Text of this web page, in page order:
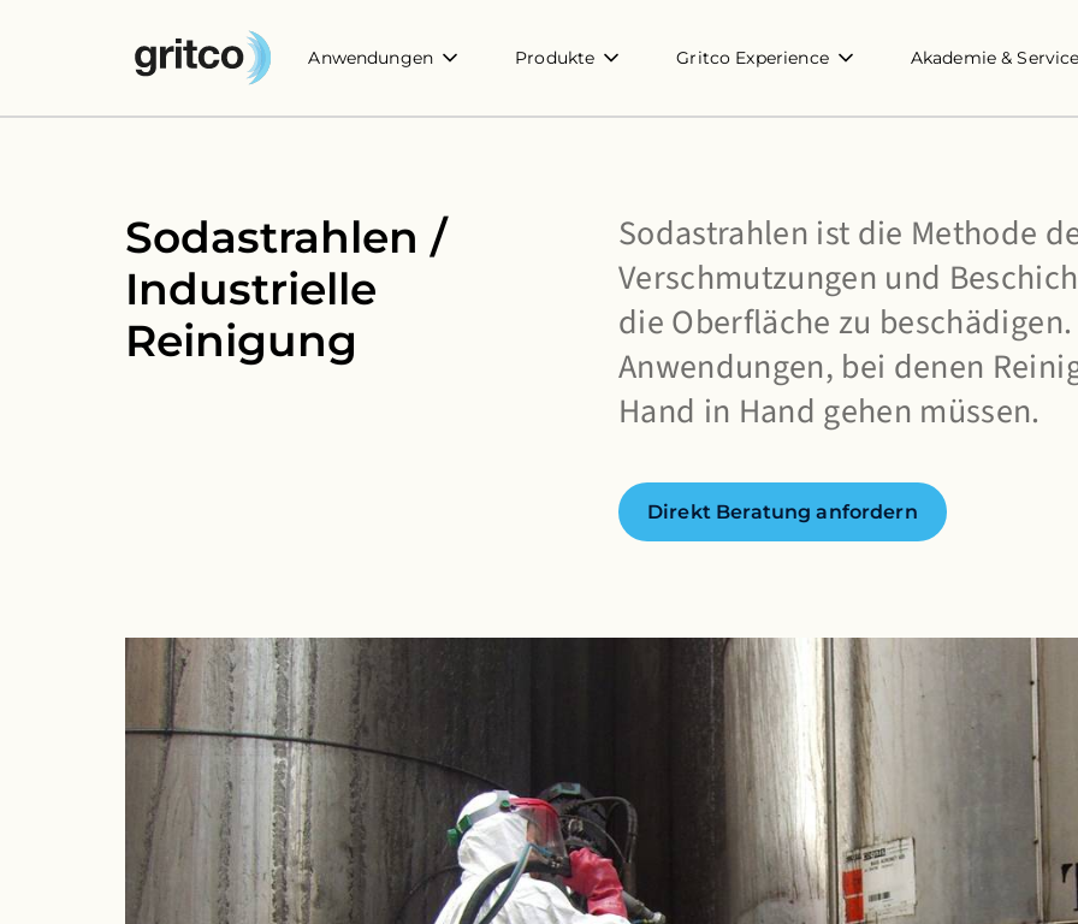
Anwendungen Produkte Gritco Experience Akademie & Service
Sodastrahlen /
Industrielle
Reinigung
Sodastrahlen ist die Methode
Verschmutzungen und
die Oberfläche zu
Anwendungen, bei denen
Hand in Hand gehen müssen.
Direkt Beratung anfordern